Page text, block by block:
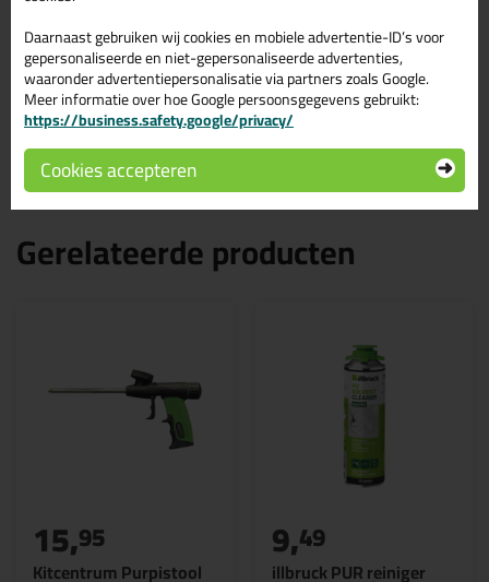
Cleaner
Past op elk pistool met een standaard schroefdraad
Lost vloeibaar schuim direct op voordat het kan uitharden
Te gebruiken op pistolen of handmatig te gebruiken
Geschikt voor alle PU-schuimen
Gerelateerde producten
Kitcentrum Purpistool
15,95
illbruck PUR reiniger
9,49
Daarnaast gebruiken wij cookies en mobiele advertentie-ID’s voor
gepersonaliseerde en niet-gepersonaliseerde advertenties,
waaronder advertentiepersonalisatie via partners zoals Google.
Meer informatie over hoe Google persoonsgegevens gebruikt:
https://business.safety.google/privacy/
Cookies accepteren